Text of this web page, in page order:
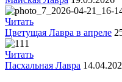
Читать
Цветущая Лавра в апреле
Читать
Пасхальная Лавра